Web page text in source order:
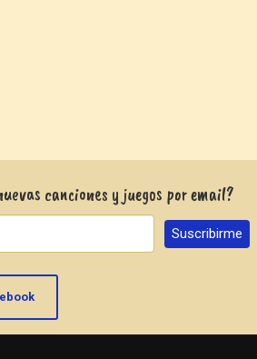
canciones y juegos por email?